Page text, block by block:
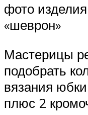
фото
«шеврон»
Мастерицы
подобрать
вязания
плюс 2